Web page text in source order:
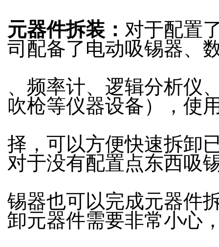
元器件拆装： 对于配置
司配备了电动吸锡器、
、频率计、逻辑分析仪
吹枪等仪器设备），使
择，可以方便快速拆卸
对于没有配置点东西吸
锡器也可以完成元器件
卸元器件需要非常小心